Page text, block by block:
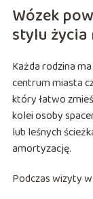
Wózek
stylu
Każda rodzina
centrum miasta
który łatwo
kolei osoby
lub leśnych
amortyzację.
Podczas wizyty